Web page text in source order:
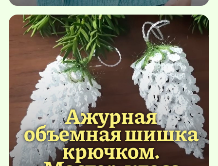
Ажурная
объемная шишка
крючком.